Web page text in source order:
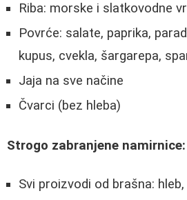
Riba: morske i slatkovodne
Povrće: salate, paprika,
kupus, cvekla, šargarepa,
Jaja na sve načine
Čvarci (bez hleba)
Strogo zabranjene namirnice:
Svi proizvodi od brašna: